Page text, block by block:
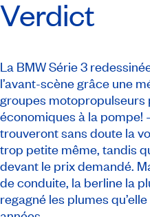
Verdict
La BMW Série 3
l’avant-scène grâce une
groupes motopropulseurs
économiques à la pompe!
trouveront sans doute la
trop petite même, tandis
devant le prix demandé.
de conduite, la berline la
regagné les plumes